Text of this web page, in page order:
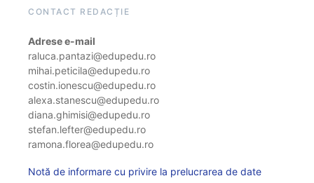
CONTACT REDACȚIE
Adrese e-mail
raluca.pantazi@edupedu.ro
mihai.peticila@edupedu.ro
costin.ionescu@edupedu.ro
alexa.stanescu@edupedu.ro
diana.ghimisi@edupedu.ro
stefan.lefter@edupedu.ro
ramona.florea@edupedu.ro
Notă de informare cu privire la prelucrarea de date